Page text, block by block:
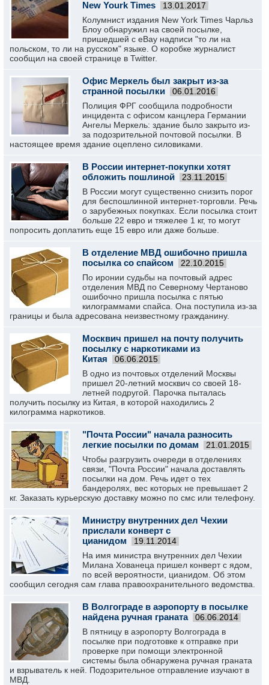
New Yourk Times 13.01.2017
Колумнист издания New York Times Чарльз
Блоу обнаружил на своей посылке,
пришедшей с eBay надписи "то ли на
польском, то ли на русском" языке. О коробке журналист
сообщил на своей странице в Twitter.
Офис Меркель был закрыт из-за
странной посылки
06.01.2016
Полиция ФРГ сообщила подробности
инцидента с офисом канцлера Германии
Ангелы Меркель: здание было закрыто из-
за подозрительной почтовой посылки. В
настоящее время здание оцеплено силовиками.
В России интернет-покупки хотят
обложить пошлиной
23.11.2015
В России могут существенно снизить порог
для беспошлинной интернет-торговли. Речь
о зарубежных покупках. Если посылка стоит
больше 22 евро и тяжелее 1 кг, то могут
попросить доплатить еще 15 евро или даже больше.
В отделение МВД ошибочно пришла
посылка со спайсом
22.10.2015
По иронии судьбы на почтовый адрес
отделения МВД по Северному Чертаново
ошибочно пришла посылка с пятью
килограммами спайса. Она поступила из-за
границы и была адресована неизвестному гражданину.
Москвич пришел на почту получить
посылку с наркотиками из
Китая
06.06.2015
В одно из почтовых отделений Москвы
пришел 20-летний москвич со своей 18-
летней подругой. Парочка пыталась
получить посылку из Китая, в которой находились 2
килограмма наркотиков.
"Почта России" начала разносить
легкие посылки по домам
21.01.2015
Чтобы разгрузить очереди в отделениях
связи, "Почта России" начала доставлять
посылки на дом. Речь идет о тех
бандеролях, вес которых не превышает 2
кг. Заказать курьерскую доставку можно по смс или телефону.
Министру внутренних дел Чехии
прислали конверт с
цианидом
19.11.2014
На имя министра внутренних дел Чехии
Милана Хованеца пришел конверт с ядом,
по всей вероятности, цианидом. Об этом
сообщил сегодня сам глава правоохранительного ведомства.
В Волгограде в аэропорту в посылке
найдена ручная граната
06.06.2014
В пятницу в аэропорту Волгограда в
посылке при подготовке к отправке при
проверке при помощи электронной
системы была обнаружена ручная граната
и взрыватель к ней. Подозрительное отправление изучают в
МВД.